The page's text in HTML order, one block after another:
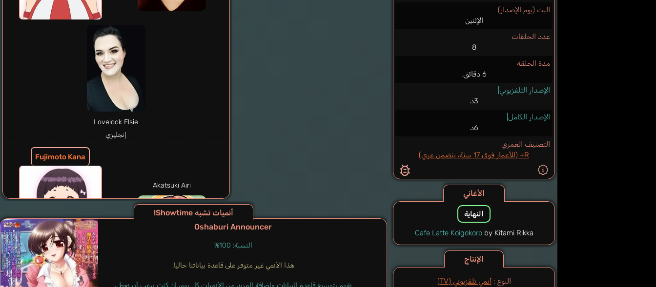
البث (يوم الإصدار)
الإثنين
عدد الحلقات
8
مدة الحلقة
6 دقائق.
الإصدار التلفزيوني|
3د
الإصدار الكامل|
6د
التصنيف العمري
R+ (للأعمار فوق 17 سنة، يتضمن عري)
الأغاني
النهاية
Cafe Latte Koigokoroby Kitami Rikka
الإنتاج
النوع :أنمي تلفزيوني (TV)
Lovelock Elsie
إنجليزي
Fujimoto Kana
Akatsuki Airi
أنميات تشبه Showtime!
Oshaburi Announcer
النسبة: 100%
هذا الأنمي غير متوفر على قاعدة بياناتنا حاليا.
نقوم بتوسيع قاعدة البيانات وإضافة المزيد من الأنميات كل يوم، إن كنت ترغب أن نعطي